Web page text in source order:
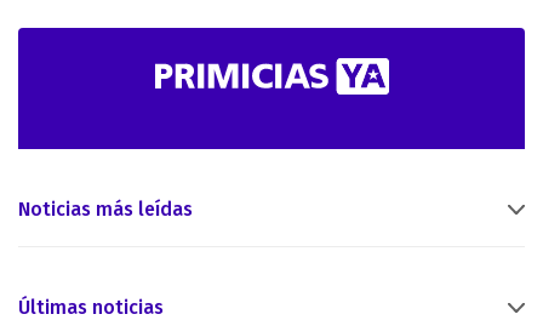
Noticias más leídas
Últimas noticias